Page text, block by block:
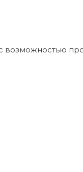
возможностью